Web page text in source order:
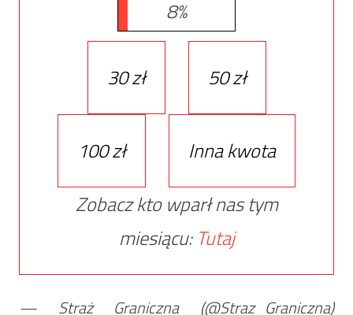
8%
30 zł 50 zł
100 zł
Inna kwota
Zobacz kto wparł nas tym
miesiącu: Tutaj
— Straż Graniczna (@Straz_Graniczna)